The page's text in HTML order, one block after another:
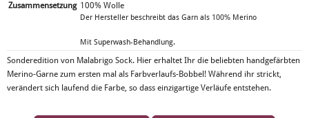
Zusammensetzung 100% Wolle
Der Hersteller beschreibt das Garn als 100% Merino
Mit Superwash-Behandlung.
Sonderedition von Malabrigo Sock. Hier erhaltet Ihr die beliebten handgefärbten
Merino-Garne zum ersten mal als Farbverlaufs-Bobbel! Während ihr strickt,
verändert sich laufend die Farbe, so dass einzigartige Verläufe entstehen.